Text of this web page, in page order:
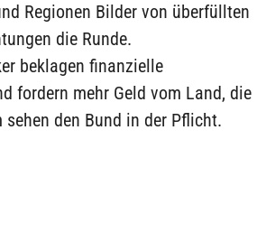
Regionen Bilder von überfüllten
die Runde.
beklagen finanzielle
fordern mehr Geld vom Land, die
sehen den Bund in der Pflicht.